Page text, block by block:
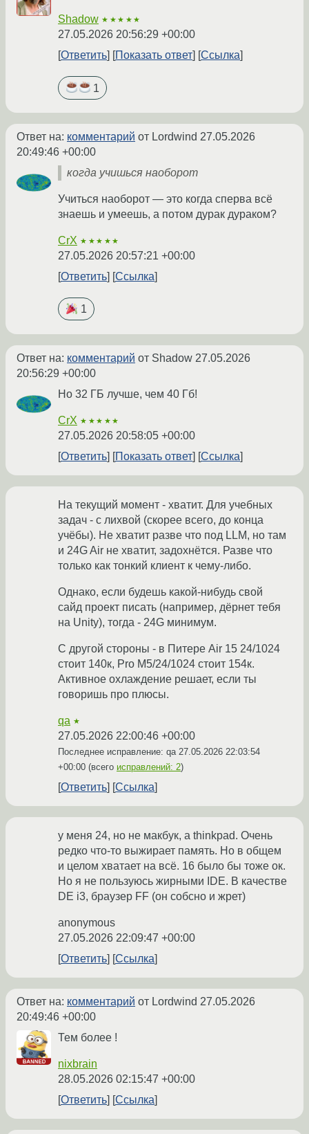
Shadow ★★★★★
27.05.2026 20:56:29 +00:00
Ответить
Показать ответ Ссылка
1
Ответ на: комментарий от Lordwind 27.05.2026
20:49:46 +00:00
когда учишься наоборот
Учиться наоборот — это когда сперва всё
знаешь и умеешь, а потом дурак дураком?
CrX ★★★★★
27.05.2026 20:57:21 +00:00
Ответить
Ссылка
1
Ответ на: комментарий от Shadow 27.05.2026
20:56:29 +00:00
Но 32 ГБ лучше, чем 40 Гб!
CrX ★★★★★
27.05.2026 20:58:05 +00:00
Ответить
Показать ответ Ссылка
На текущий момент - хватит. Для учебных
задач - с лихвой (скорее всего, до конца
учёбы). Не хватит разве что под LLM, но там
и 24G Air не хватит, задохнётся. Разве что
только как тонкий клиент к чему-либо.
Однако, если будешь какой-нибудь свой
сайд проект писать (например, дёрнет тебя
на Unity), тогда - 24G минимум.
С другой стороны - в Питере Air 15 24/1024
стоит 140к, Pro M5/24/1024 стоит 154к.
Активное охлаждение решает, если ты
говоришь про плюсы.
qa ★
27.05.2026 22:00:46 +00:00
Последнее исправление: qa 27.05.2026 22:03:54
+00:00 (всего исправлений: 2)
Ответить Ссылка
у меня 24, но не макбук, а thinkpad. Очень
редко что-то выжирает память. Но в общем
и целом хватает на всё. 16 было бы тоже ок.
Но я не пользуюсь жирными IDE. В качестве
DE i3, браузер FF (он собсно и жрет)
anonymous
27.05.2026 22:09:47 +00:00
Ответить
Ссылка
Ответ на: комментарий от Lordwind 27.05.2026
20:49:46 +00:00
Тем более !
nixbrain
28.05.2026 02:15:47 +00:00
Ответить
Ссылка